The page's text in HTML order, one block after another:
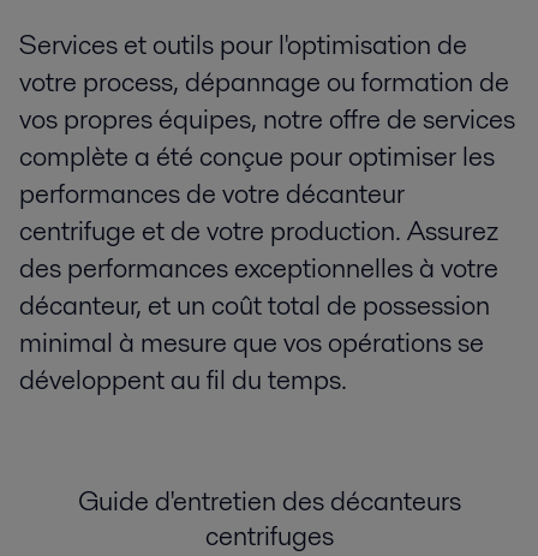
Services et outils pour l'optimisation de
votre process, dépannage ou formation de
vos propres équipes, notre offre de services
complète a été conçue pour optimiser les
performances de votre décanteur
centrifuge et de votre production. Assurez
des performances exceptionnelles à votre
décanteur, et un coût total de possession
minimal à mesure que vos opérations se
développent au fil du temps.
Guide d'entretien des décanteurs
centrifuges